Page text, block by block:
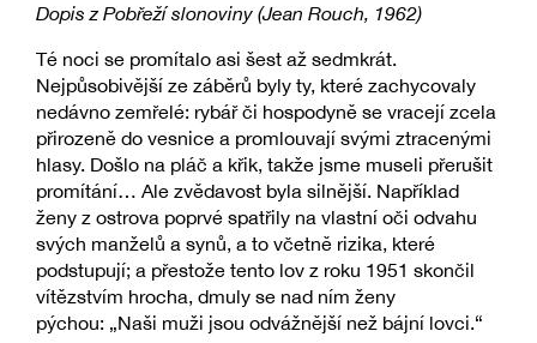
Dopis z Pobřeží slonoviny (Jean Rouch, 1962)
Té noci se promítalo asi šest až sedmkrát.
Nejpůsobivější ze záběrů byly ty, které zachycovaly
nedávno zemřelé: rybář či hospodyně se vracejí zcela
přirozeně do vesnice a promlouvají svými ztracenými
hlasy. Došlo na pláč a křik, takže jsme museli přerušit
promítání… Ale zvědavost byla silnější. Například
ženy z ostrova poprvé spatřily na vlastní oči odvahu
svých manželů a synů, a to včetně rizika, které
podstupují; a přestože tento lov z roku 1951 skončil
vítězstvím hrocha, dmuly se nad ním ženy
pýchou: „Naši muži jsou odvážnější než bájní lovci.“